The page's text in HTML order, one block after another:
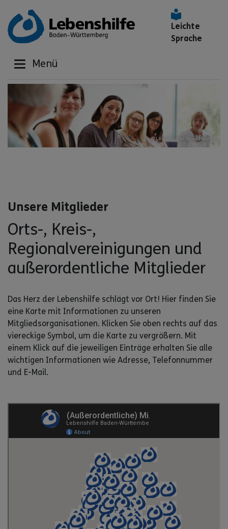
Leichte
Sprache
Menü
© Lebenshilfe/ David Maurer
Unsere Mitglieder
Orts-, Kreis-,
Regionalvereinigungen und
außerordentliche Mitglieder
Das Herz der Lebenshilfe schlägt vor Ort! Hier finden Sie
eine Karte mit Informationen zu unseren
Mitgliedsorganisationen. Klicken Sie oben rechts auf das
viereckige Symbol, um die Karte zu vergrößern. Mit
einem Klick auf die jeweiligen Einträge erhalten Sie alle
wichtigen Informationen wie Adresse, Telefonnummer
und E-Mail.